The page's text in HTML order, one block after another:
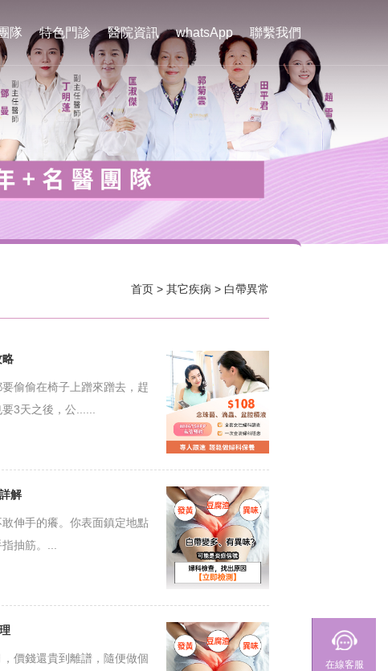
隊 特色門診 醫院資訊 whatsApp 聯繫我們
首页 >其它疾病 > 白帶異常
偷偷在椅子上蹭來蹭去，趕
3天之後，公......
解
伸手的癢。你表面鎮定地點
抽筋。...
價錢還貴到離譜，隨便做個
在線客服